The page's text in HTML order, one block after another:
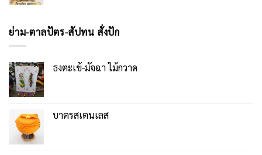
ย่าม-ตาลปัตร-สัปทน สั่งปัก
ธงตะเข้-มัจฉา ไม้กวาด
บาตรสเตนเลส